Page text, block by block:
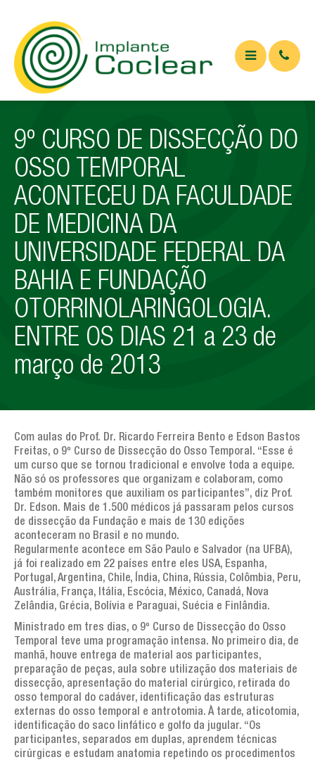
O QUE É
Implante coclear
Implante de tronco cerebral
APARELHOS
ARTIGOS
Artigos Médicos
Artigos de interesse geral
AGENDA
TESTEMUNHOS
LINKS
CONTATOS
9º CURSO DE DISSECÇÃO DO
OSSO TEMPORAL
ACONTECEU DA FACULDADE
DE MEDICINA DA
UNIVERSIDADE FEDERAL DA
BAHIA E FUNDAÇÃO
OTORRINOLARINGOLOGIA.
ENTRE OS DIAS 21 a 23 de
março de 2013
Com aulas do Prof. Dr. Ricardo Ferreira Bento e Edson Bastos
Freitas, o 9º Curso de Dissecção do Osso Temporal. “Esse é
um curso que se tornou tradicional e envolve toda a equipe.
Não só os professores que organizam e colaboram, como
também monitores que auxiliam os participantes”, diz Prof.
Dr. Edson. Mais de 1.500 médicos já passaram pelos cursos
de dissecção da Fundação e mais de 130 edições
aconteceram no Brasil e no mundo.
Regularmente acontece em São Paulo e Salvador (na UFBA),
já foi realizado em 22 países entre eles USA, Espanha,
Portugal, Argentina, Chile, Índia, China, Rússia, Colômbia, Peru,
Austrália, França, Itália, Escócia, México, Canadá, Nova
Zelândia, Grécia, Bolívia e Paraguai, Suécia e Finlândia.
Ministrado em tres dias, o 9º Curso de Dissecção do Osso
Temporal teve uma programação intensa. No primeiro dia, de
manhã, houve entrega de material aos participantes,
preparação de peças, aula sobre utilização dos materiais de
dissecção, apresentação do material cirúrgico, retirada do
osso temporal do cadáver, identificação das estruturas
externas do osso temporal e antrotomia. À tarde, aticotomia,
identificação do saco linfático e golfo da jugular. “Os
participantes, separados em duplas, aprendem técnicas
cirúrgicas e estudam anatomia repetindo os procedimentos